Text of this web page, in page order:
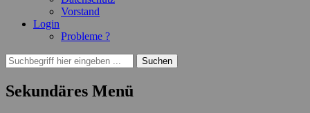
Vorstand
Login
Probleme ?
Suchen
Suchen
nach:
Sekundäres Menü